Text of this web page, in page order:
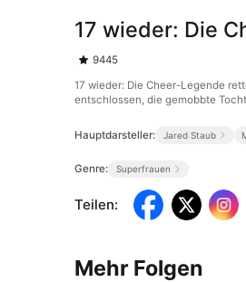
17 wieder: Die
9445
17 wieder: Die Cheer-Legende
entschlossen, die gemobbte
Hauptdarsteller: Jared Staub
Genre: Superfrauen
Teilen:
Mehr Folgen